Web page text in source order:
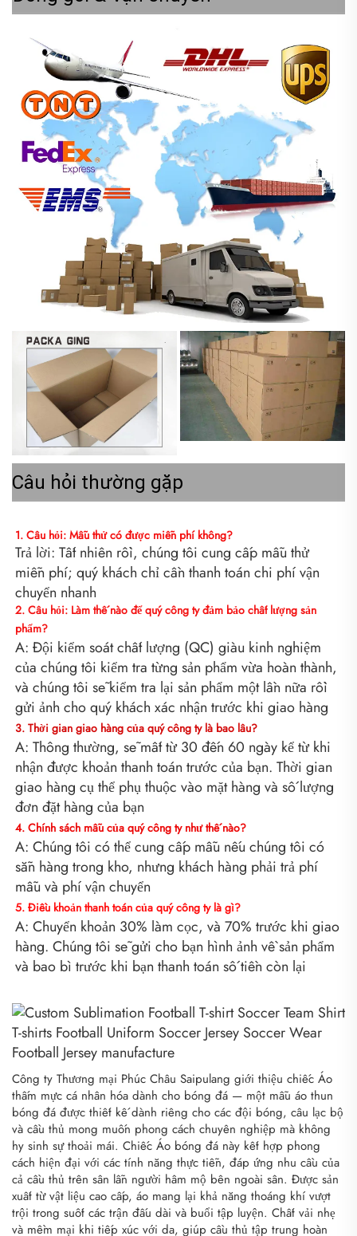
Câu hỏi thường gặp
1. Câu hỏi: Mẫu thử có được miễn phí không?
Trả lời: Tất nhiên rồi, chúng tôi cung cấp mẫu thử
miễn phí; quý khách chỉ cần thanh toán chi phí vận
chuyển nhanh
2. Câu hỏi: Làm thế nào để quý công ty đảm bảo chất lượng sản
phẩm?
A: Đội kiểm soát chất lượng (QC) giàu kinh nghiệm
của chúng tôi kiểm tra từng sản phẩm vừa hoàn thành,
và chúng tôi sẽ kiểm tra lại sản phẩm một lần nữa rồi
gửi ảnh cho quý khách xác nhận trước khi giao hàng
3. Thời gian giao hàng của quý công ty là bao lâu?
A: Thông thường, sẽ mất từ 30 đến 60 ngày kể từ khi
nhận được khoản thanh toán trước của bạn. Thời gian
giao hàng cụ thể phụ thuộc vào mặt hàng và số lượng
đơn đặt hàng của bạn
4. Chính sách mẫu của quý công ty như thế nào?
A: Chúng tôi có thể cung cấp mẫu nếu chúng tôi có
sẵn hàng trong kho, nhưng khách hàng phải trả phí
mẫu và phí vận chuyển
5. Điều khoản thanh toán của quý công ty là gì?
A: Chuyển khoản 30% làm cọc, và 70% trước khi giao
hàng. Chúng tôi sẽ gửi cho bạn hình ảnh về sản phẩm
và bao bì trước khi bạn thanh toán số tiền còn lại
Công ty Thương mại Phúc Châu Saipulang giới thiệu chiếc Áo
thấm mực cá nhân hóa dành cho bóng đá — một mẫu áo thun
bóng đá được thiết kế dành riêng cho các đội bóng, câu lạc bộ
và cầu thủ mong muốn phong cách chuyên nghiệp mà không
hy sinh sự thoải mái. Chiếc Áo bóng đá này kết hợp phong
cách hiện đại với các tính năng thực tiễn, đáp ứng nhu cầu của
cả cầu thủ trên sân lẫn người hâm mộ bên ngoài sân. Được sản
xuất từ vật liệu cao cấp, áo mang lại khả năng thoáng khí vượt
trội trong suốt các trận đấu dài và buổi tập luyện. Chất vải nhẹ
và mềm mại khi tiếp xúc với da, giúp cầu thủ tập trung hoàn